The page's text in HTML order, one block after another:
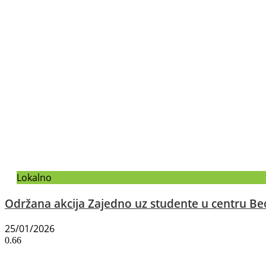
Lokalno
Održana akcija Zajedno uz studente u centru
25/01/2026